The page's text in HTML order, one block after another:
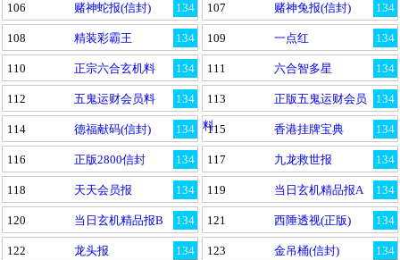
134
106 赌神蛇报(信封) 134
107 赌神兔报(信封)
134
108 精装彩霸王 134
109 一点红
134
110 正宗六合玄机料 134
111 六合智多星
134
112 五鬼运财会员料 134
113
正版五鬼运财会员
料
134
114 德福献码(信封) 134
115 香港挂牌宝典
134
116 正版2800信封 134
117 九龙救世报
134
118 天天会员报 134
119 当日玄机精品报A
134
120 当日玄机精品报B 134
121 西陲透视(正版)
134
122 龙头报 134
123 金吊桶(信封)